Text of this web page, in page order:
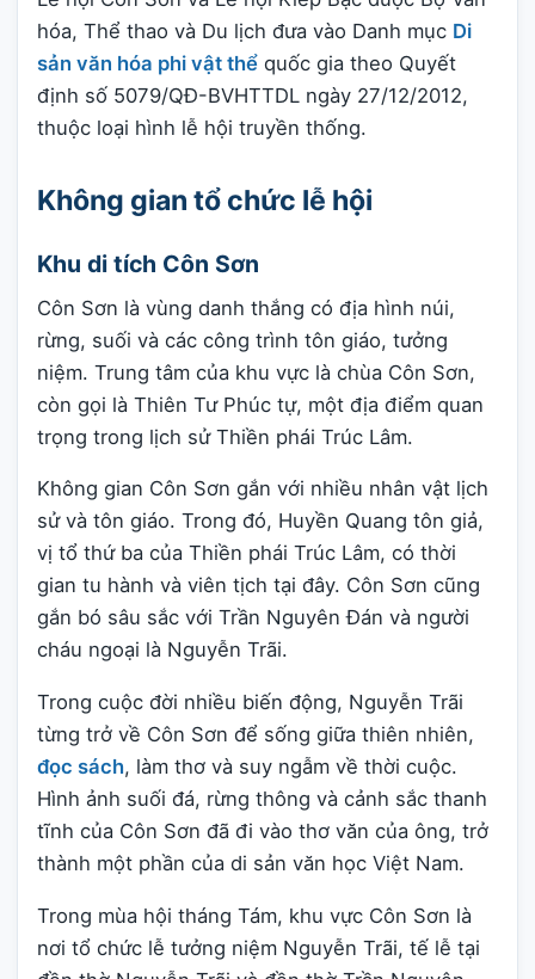
hóa, Thể thao và Du lịch đưa vào Danh mục Di
sản văn hóa phi vật thể quốc gia theo Quyết
định số 5079/QĐ-BVHTTDL ngày 27/12/2012,
thuộc loại hình lễ hội truyền thống.
Không gian tổ chức lễ hội
Khu di tích Côn Sơn
Côn Sơn là vùng danh thắng có địa hình núi,
rừng, suối và các công trình tôn giáo, tưởng
niệm. Trung tâm của khu vực là chùa Côn Sơn,
còn gọi là Thiên Tư Phúc tự, một địa điểm quan
trọng trong lịch sử Thiền phái Trúc Lâm.
Không gian Côn Sơn gắn với nhiều nhân vật lịch
sử và tôn giáo. Trong đó, Huyền Quang tôn giả,
vị tổ thứ ba của Thiền phái Trúc Lâm, có thời
gian tu hành và viên tịch tại đây. Côn Sơn cũng
gắn bó sâu sắc với Trần Nguyên Đán và người
cháu ngoại là Nguyễn Trãi.
Trong cuộc đời nhiều biến động, Nguyễn Trãi
từng trở về Côn Sơn để sống giữa thiên nhiên,
đọc sách, làm thơ và suy ngẫm về thời cuộc.
Hình ảnh suối đá, rừng thông và cảnh sắc thanh
tĩnh của Côn Sơn đã đi vào thơ văn của ông, trở
thành một phần của di sản văn học Việt Nam.
Trong mùa hội tháng Tám, khu vực Côn Sơn là
nơi tổ chức lễ tưởng niệm Nguyễn Trãi, tế lễ tại